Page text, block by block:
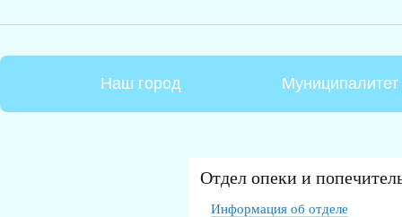
Наш город Муниципалитет
Отдел опеки и
Информация об отделе